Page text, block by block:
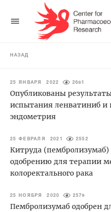
НАЗАД
25 ЯНВАРЯ 2022 2681
Опубликованы
испытания ленватиниб и
эндометрия
25 ФЕВРАЛЯ 2021 2552
Китруда
одобрению для терапии
колоректального рака
25 НОЯБРЯ 2020 2579
Пембролизумаб одобрен